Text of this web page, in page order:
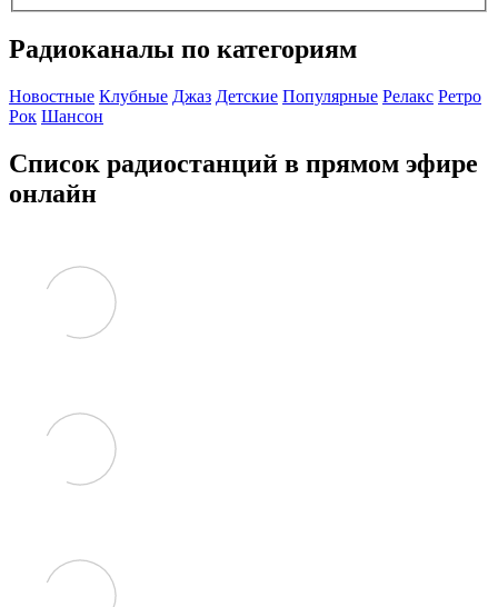
Радиоканалы по категориям
Новостные Клубные Джаз Детские Популярные Релакс Ретро
Рок Шансон
Список радиостанций в прямом эфире
онлайн